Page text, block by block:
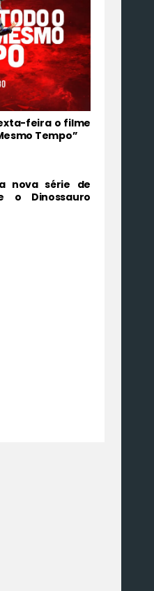
feira o filme
Tempo”
nova série de
o Dinossauro